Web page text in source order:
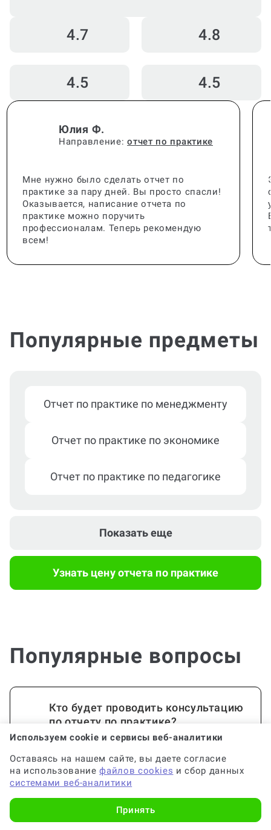
4.7 4.8
4.5 4.5
Юлия Ф.
Направление:отчет по практике
Мне нужно было сделать отчет по
практике за пару дней. Вы просто спасли!
Оказывается, написание отчета по
практике можно поручить
профессионалам. Теперь рекомендую
всем!
Популярные предметы
Отчет по практике по менеджменту
Отчет по практике по экономике
Отчет по практике по педагогике
Показать еще
Узнать цену отчета по практике
Популярные вопросы
Кто будет проводить консультацию
по отчету по практике?
Если консультация меня не устроит,
смогу ли я вернуть деньги?
Используем cookie и сервисы веб-аналитики
Оставаясь на нашем сайте, вы даете согласие
на использованиефайлов cookies и сбор данных
системами веб-аналитики
Принять